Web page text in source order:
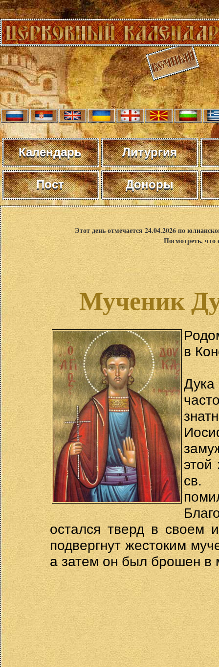
Календарь Литургия
Пост Доноры
Этот день отмечается 24.04.2026 по
Посмотреть,
Мученик
в
этой
св.
остался тверд в своем
подвергнут жестоким
а затем он был брошен в